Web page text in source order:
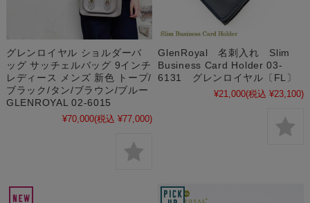
グレンロイヤル ショルダーバ
ッグ サッチェルバッグ 9インチ
レディース メンズ 新色 トープ/
ブラック/タン/ブラウン/ブルー
GLENROYAL 02-6015
¥70,000(税込 ¥77,000)
GlenRoyal 名刺入れ Slim
Business Card Holder 03-
6131 グレンロイヤル〔FL〕
¥21,000(税込 ¥23,100)